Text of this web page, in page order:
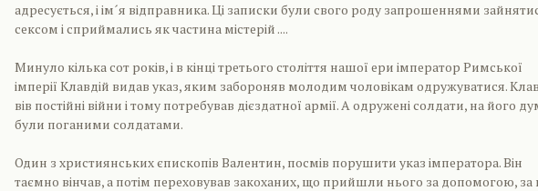
адресується, і ім´я відправника. Ці записки були свого роду запрошеннями
сексом і сприймались як частина містерій ....
Минуло кілька сот років, і в кінці третього століття нашої ери імператор Римської
імперії Клавдій видав указ, яким забороняв молодим чоловікам одружуватися.
вів постійні війни і тому потребував дієздатної армії. А одружені солдати, на його
були поганими солдатами.
Один з християнських єпископів Валентин, посмів порушити указ імператора. Він
таємно вінчав, а потім переховував закоханих, що прийшли нього за допомогою, за